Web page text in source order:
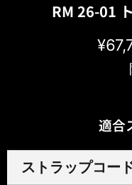
RM 26-01
¥
適合
ストラップコー